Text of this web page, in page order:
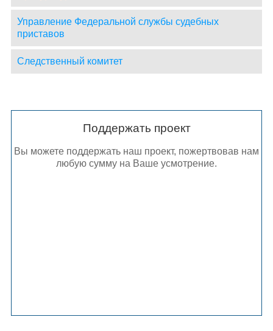
Управление Федеральной службы судебных
приставов
Следственный комитет
Поддержать проект
Вы можете поддержать наш проект, пожертвовав нам
любую сумму на Ваше усмотрение.